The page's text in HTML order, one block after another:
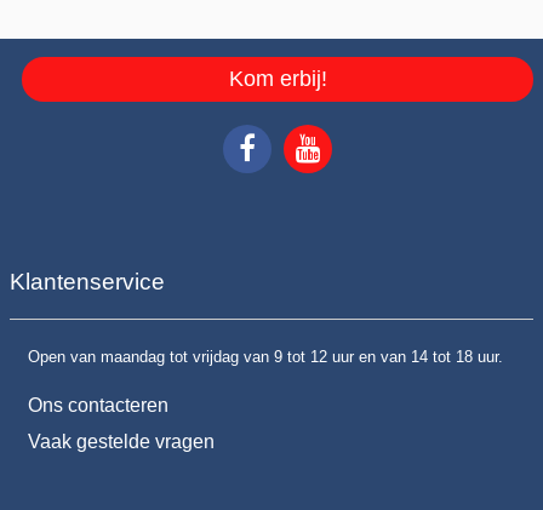
Kom erbij!
Klantenservice
Open van maandag tot vrijdag van 9 tot 12 uur en van 14 tot 18 uur.
Ons contacteren
Vaak gestelde vragen